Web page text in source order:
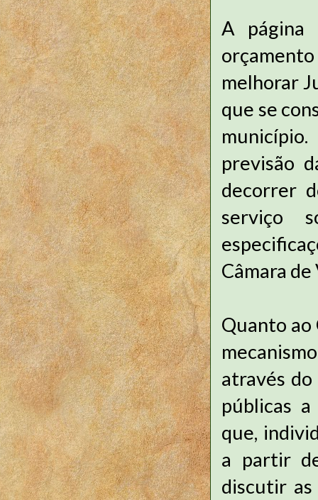
A página
melhorar
que se
previsão
decorrer
serviço
Câmara
Quanto
através
públicas
que,
a partir
discutir